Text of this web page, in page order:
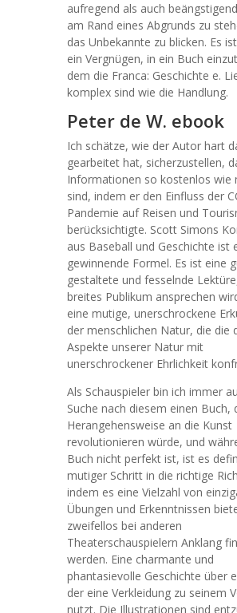
aufregend als auch
am Rand eines Abgrunds zu
das Unbekannte zu blicken. Es
ein Vergnügen, in ein Buch
dem die Franca: Geschichte e.
komplex sind wie die Handlung.
Peter de W. ebook
Ich schätze, wie der Autor hart
gearbeitet hat, sicherzustellen,
Informationen so kostenlos wie
sind, indem er den Einfluss der
Pandemie auf Reisen und
berücksichtigte. Scott Simons
aus Baseball und Geschichte ist
gewinnende Formel. Es ist eine
gestaltete und fesselnde
breites Publikum ansprechen
eine mutige, unerschrockene
der menschlichen Natur, die die
Aspekte unserer Natur mit
unerschrockener Ehrlichkeit
Als Schauspieler bin ich immer
Suche nach diesem einen Buch,
Herangehensweise an die Kunst
revolutionieren würde, und
Buch nicht perfekt ist, ist es
mutiger Schritt in die richtige
indem es eine Vielzahl von
Übungen und Erkenntnissen
zweifellos bei anderen
Theaterschauspielern Anklang
werden. Eine charmante und
phantasievolle Geschichte über
der eine Verkleidung zu seinem
nutzt. Die Illustrationen sind